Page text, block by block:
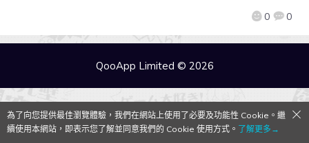
0 0
QooApp Limited © 2026
為了向您提供最佳瀏覽體驗，我們在網站上使用了必要及功能性 Cookie。繼
續使用本網站，即表示您了解並同意我們的 Cookie 使用方式。 了解更多→